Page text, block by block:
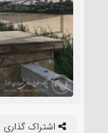
اشتراک گذاری